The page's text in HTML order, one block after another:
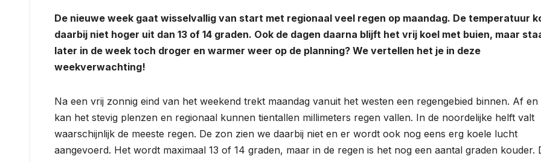
De nieuwe week gaat wisselvallig van start met regionaal veel regen op maandag. De temperatuur
daarbij niet hoger uit dan 13 of 14 graden. Ook de dagen daarna blijft het vrij koel met buien, maar
later in de week toch droger en warmer weer op de planning? We vertellen het je in deze
weekverwachting!
Na een vrij zonnig eind van het weekend trekt maandag vanuit het westen een regengebied binnen. Af en
kan het stevig plenzen en regionaal kunnen tientallen millimeters regen vallen. In de noordelijke helft valt
waarschijnlijk de meeste regen. De zon zien we daarbij niet en er wordt ook nog eens erg koele lucht
aangevoerd. Het wordt maximaal 13 of 14 graden, maar in de regen is het nog een aantal graden kouder.